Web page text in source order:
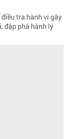
tra hành vi gây
đập phá hành lý